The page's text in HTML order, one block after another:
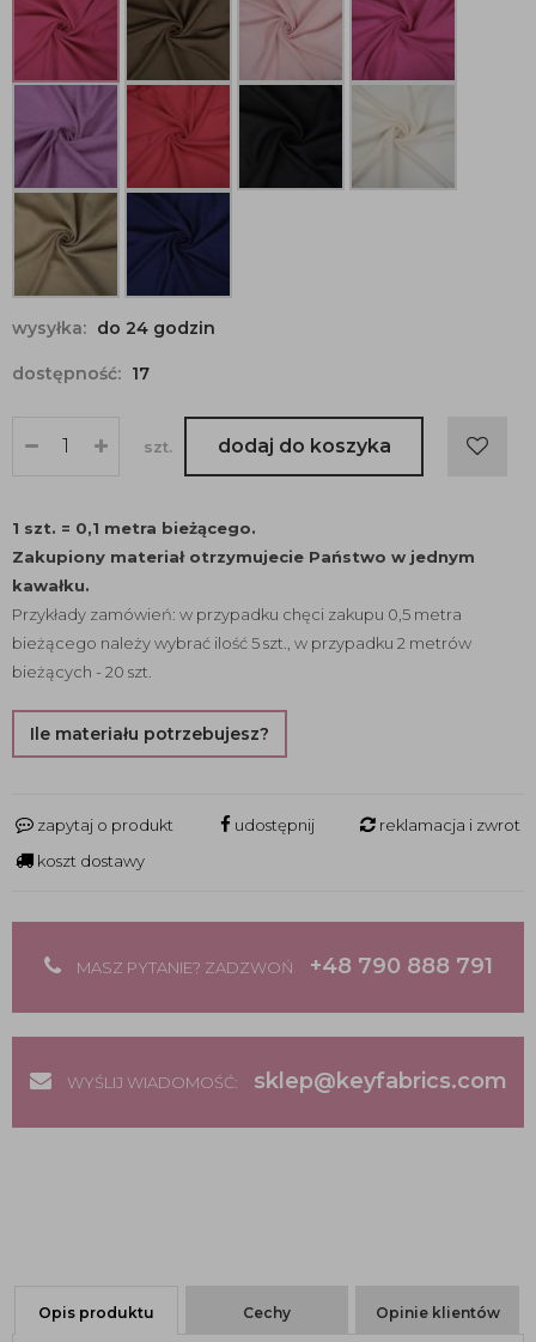
wysyłka: do 24 godzin
dostępność: 17
szt. dodaj do koszyka
1 szt. = 0,1 metra bieżącego.
Zakupiony materiał otrzymujecie Państwo w jednym
kawałku.
Przykłady zamówień: w przypadku chęci zakupu 0,5 metra
bieżącego należy wybrać ilość 5 szt., w przypadku 2 metrów
bieżących - 20 szt.
Ile materiału potrzebujesz?
zapytaj o produkt udostępnij
reklamacja i zwrot
koszt dostawy
MASZ PYTANIE? ZADZWOŃ +48 790 888 791
WYŚLIJ WIADOMOŚĆ: sklep@keyfabrics.com
Opis produktu Cechy Opinie klientów